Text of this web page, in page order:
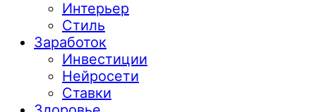
Интерьер
Стиль
Заработок
Инвестиции
Нейросети
Ставки